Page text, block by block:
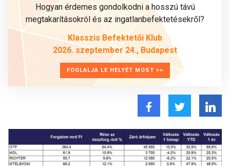
Hogyan érdemes gondolkodni a hosszú távú
megtakarításokról és az ingatlanbefektetésekről?
Klasszis Befektetői Klub
2026. szeptember 24., Budapest
FOGLALJA LE HELYÉT MOST >>